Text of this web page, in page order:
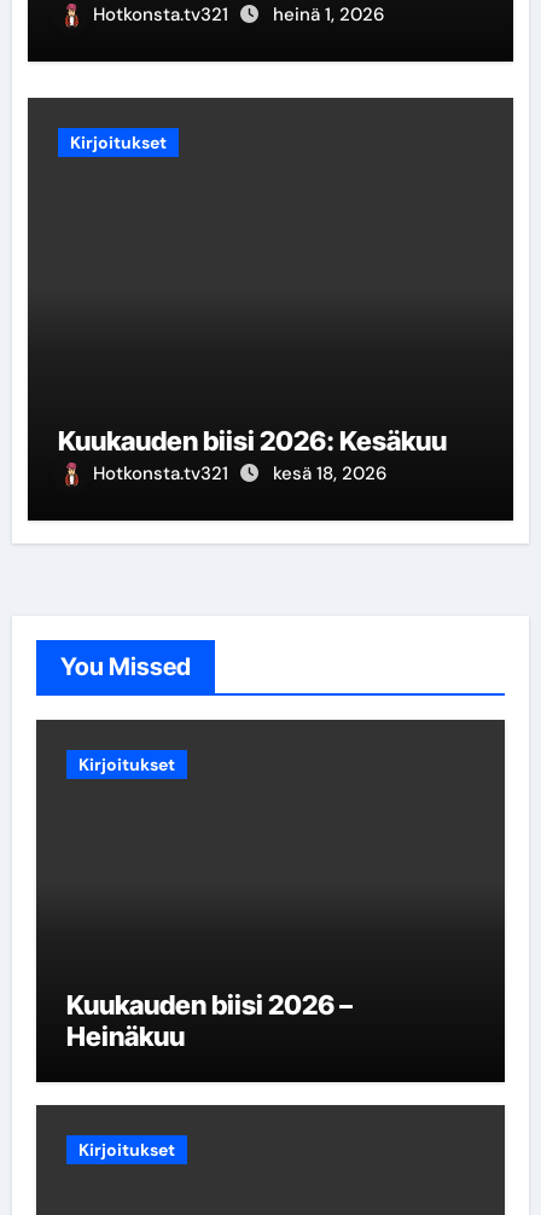
Hotkonsta.tv321 heinä 1, 2026
Kirjoitukset
Kuukauden biisi 2026: Kesäkuu
Hotkonsta.tv321 kesä 18, 2026
You Missed
Kirjoitukset
Kuukauden biisi 2026 –
Heinäkuu
Kirjoitukset